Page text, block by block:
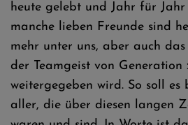
heute gelebt und Jahr für
manche lieben Freunde sind
mehr unter uns, aber auch
der Teamgeist von Generation
weitergegeben wird. So soll es
aller, die über diesen langen